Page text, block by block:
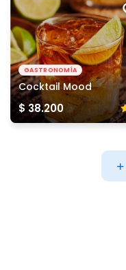
GASTRONOMÍA
Cocktail Mood
$ 38.200